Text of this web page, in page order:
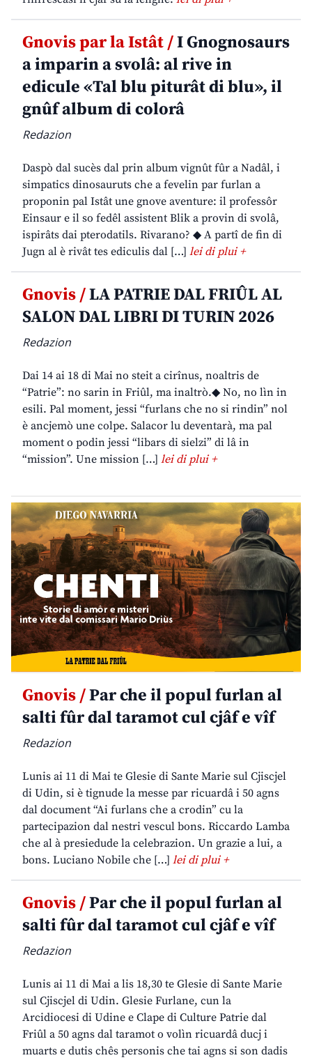
Gnovis par la Istât /I Gnognosaurs
a imparin a svolâ: al rive in
edicule «Tal blu piturât di blu», il
gnûf album di colorâ
Redazion
Daspò dal sucès dal prin album vignût fûr a Nadâl, i
simpatics dinosauruts che a fevelin par furlan a
proponin pal Istât une gnove aventure: il professôr
Einsaur e il so fedêl assistent Blik a provin di svolâ,
ispirâts dai pterodatils. Rivarano? ◆ A partî de fin di
Jugn al è rivât tes ediculis dal […] lei di plui +
Gnovis /LA PATRIE DAL FRIÛL AL
SALON DAL LIBRI DI TURIN 2026
Redazion
Dai 14 ai 18 di Mai no steit a cirînus, noaltris de
“Patrie”: no sarin in Friûl, ma inaltrò.◆ No, no lìn in
esili. Pal moment, jessi “furlans che no si rindin” nol
è ancjemò une colpe. Salacor lu deventarà, ma pal
moment o podin jessi “libars di sielzi” di lâ in
“mission”. Une mission […] lei di plui +
Gnovis /Par che il popul furlan al
salti fûr dal taramot cul cjâf e vîf
Redazion
Lunis ai 11 di Mai te Glesie di Sante Marie sul Cjiscjel
di Udin, si è tignude la messe par ricuardâ i 50 agns
dal document “Ai furlans che a crodin” cu la
partecipazion dal nestri vescul bons. Riccardo Lamba
che al à presiedude la celebrazion. Un grazie a lui, a
bons. Luciano Nobile che […] lei di plui +
Gnovis /Par che il popul furlan al
salti fûr dal taramot cul cjâf e vîf
Redazion
Lunis ai 11 di Mai a lis 18,30 te Glesie di Sante Marie
sul Cjiscjel di Udin. Glesie Furlane, cun la
Arcidiocesi di Udine e Clape di Culture Patrie dal
Friûl a 50 agns dal taramot o volìn ricuardâ ducj i
muarts e dutis chês personis che tai agns si son dadis